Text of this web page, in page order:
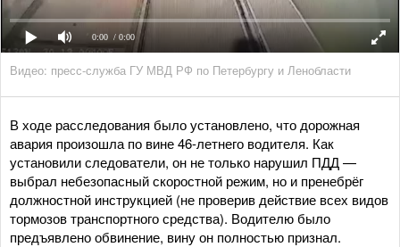
0:00 / 0:00
Видео: пресс-служба ГУ МВД РФ по Петербургу и Ленобласти
В ходе расследования было установлено, что дорожная
авария произошла по вине 46-летнего водителя. Как
установили следователи, он не только нарушил ПДД —
выбрал небезопасный скоростной режим, но и пренебрёг
должностной инструкцией (не проверив действие всех видов
тормозов транспортного средства). Водителю было
предъявлено обвинение, вину он полностью признал.